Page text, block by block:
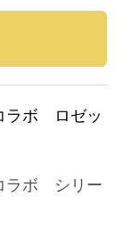
ラボ ロゼッ
ラボ シリー